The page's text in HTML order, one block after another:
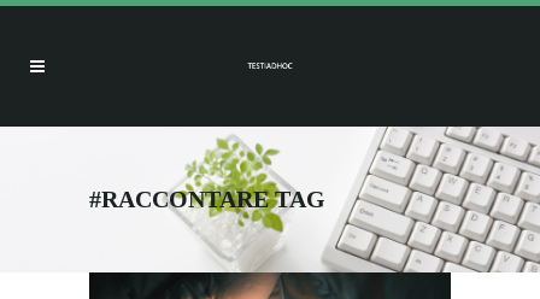
#RACCONTARE TAG